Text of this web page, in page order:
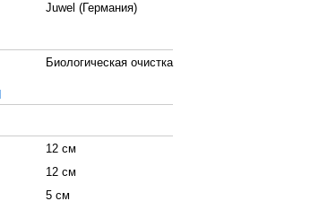
Juwel (Германия)
Биологическая очистка
12 см
12 см
5 см